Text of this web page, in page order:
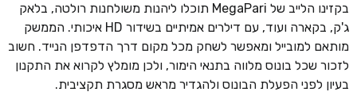
בקזינו הלייב של MegaPari תוכלו ליהנות משולחנות רולטה, בלאק
ג'ק, בקארה ועוד, עם דילרים אמיתיים בשידור HD איכותי. הממשק
מותאם למובייל ומאפשר לשחק מכל מקום דרך הדפדפן הנייד. חשוב
לזכור שכל בונוס מלווה בתנאי הימור, ולכן מומלץ לקרוא את התקנון
בעיון לפני הפעלת הבונוס ולהגדיר מראש מסגרת תקציבית.